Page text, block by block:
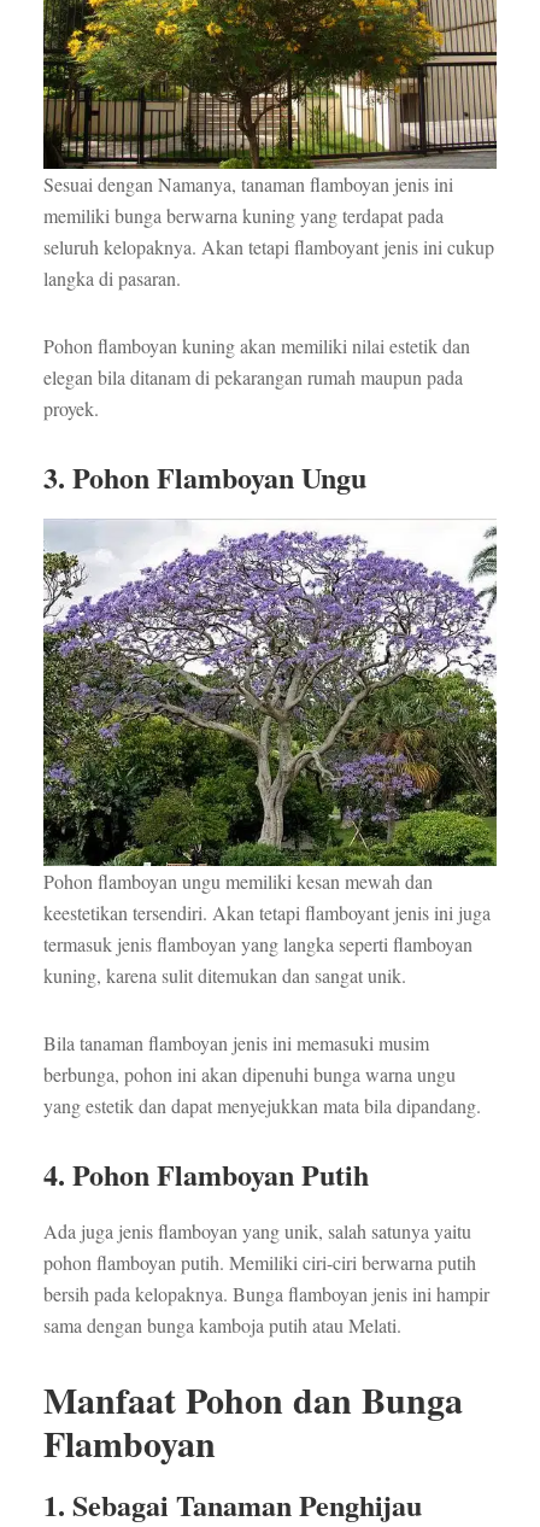
Sesuai dengan Namanya, tanaman flamboyan jenis ini
memiliki bunga berwarna kuning yang terdapat pada
seluruh kelopaknya. Akan tetapi flamboyant jenis ini cukup
langka di pasaran.
Pohon flamboyan kuning akan memiliki nilai estetik dan
elegan bila ditanam di pekarangan rumah maupun pada
proyek.
3. Pohon Flamboyan Ungu
Pohon flamboyan ungu memiliki kesan mewah dan
keestetikan tersendiri. Akan tetapi flamboyant jenis ini juga
termasuk jenis flamboyan yang langka seperti flamboyan
kuning, karena sulit ditemukan dan sangat unik.
Bila tanaman flamboyan jenis ini memasuki musim
berbunga, pohon ini akan dipenuhi bunga warna ungu
yang estetik dan dapat menyejukkan mata bila dipandang.
4. Pohon Flamboyan Putih
Ada juga jenis flamboyan yang unik, salah satunya yaitu
pohon flamboyan putih. Memiliki ciri-ciri berwarna putih
bersih pada kelopaknya. Bunga flamboyan jenis ini hampir
sama dengan bunga kamboja putih atau Melati.
Manfaat Pohon dan Bunga
Flamboyan
1. Sebagai Tanaman Penghijau